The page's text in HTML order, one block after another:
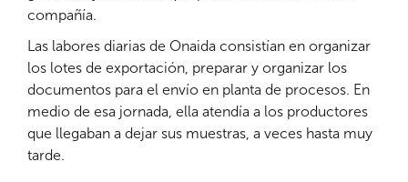
compañía.
Las labores diarias de Onaida consistían en organizar
los lotes de exportación, preparar y organizar los
documentos para el envío en planta de procesos. En
medio de esa jornada, ella atendía a los productores
que llegaban a dejar sus muestras, a veces hasta muy
tarde.